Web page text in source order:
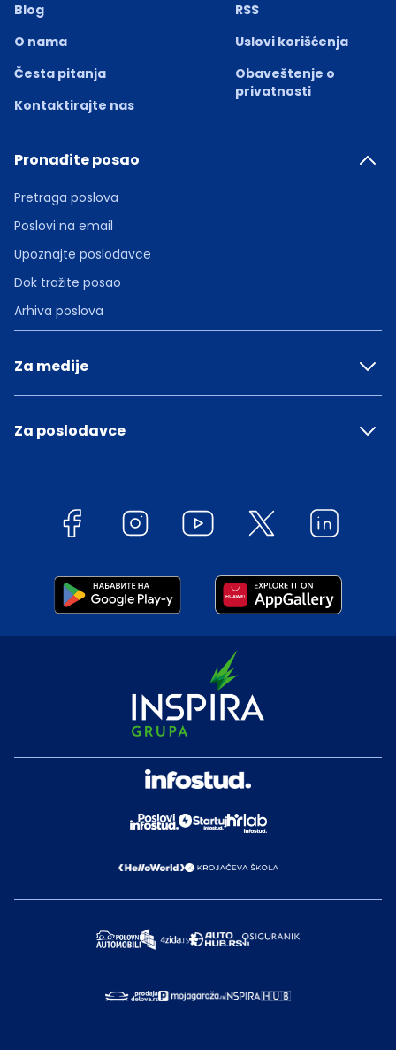
Blog
O nama
Česta pitanja
Kontaktirajte nas
RSS
Uslovi korišćenja
Obaveštenje o
privatnosti
Pronađite posao
Pretraga poslova
Poslovi na email
Upoznajte poslodavce
Dok tražite posao
Arhiva poslova
Za medije
Za poslodavce